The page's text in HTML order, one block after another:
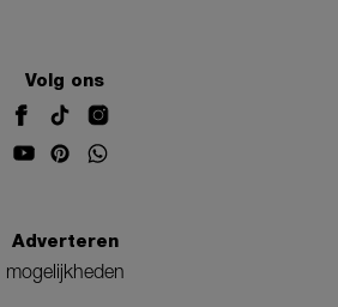
Volg ons
Adverteren
mogelijkheden